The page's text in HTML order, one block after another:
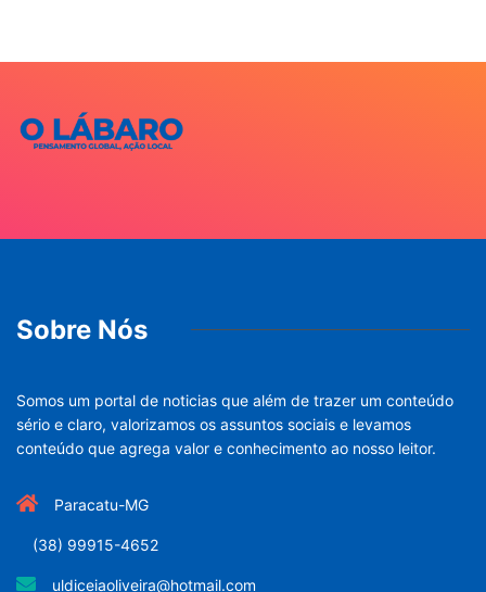
Sobre Nós
Somos um portal de noticias que além de trazer um conteúdo
sério e claro, valorizamos os assuntos sociais e levamos
conteúdo que agrega valor e conhecimento ao nosso leitor.
Paracatu-MG
(38) 99915-4652
uldiceiaoliveira@hotmail.com